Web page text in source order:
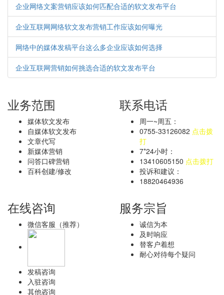
企业网络文案营销应该如何匹配合适的软文发布平台
企业互联网网络软文发布营销工作应该如何曝光
网络中的媒体发稿平台这么多企业应该如何选择
企业互联网营销如何挑选合适的软文发布平台
业务范围
媒体软文发布
自媒体软文发布
文章代写
新媒体营销
问答口碑营销
百科创建/修改
联系电话
周一~周五：
0755-33126082 点击拨
打
7*24小时：
13410605150 点击拨打
投诉和建议：
18820464936
在线咨询
微信客服（推荐）
发稿咨询
入驻咨询
其他咨询
服务宗旨
诚信为本
及时响应
替客户着想
耐心对待每个疑问